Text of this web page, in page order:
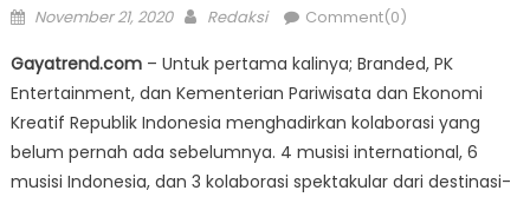
Posted
November 21, 2020 Author
Redaksi Comment(0)
Gayatrend.com – Untuk pertama kalinya; Branded, PK
Entertainment, dan Kementerian Pariwisata dan Ekonomi
Kreatif Republik Indonesia menghadirkan kolaborasi yang
belum pernah ada sebelumnya. 4 musisi international, 6
musisi Indonesia, dan 3 kolaborasi spektakular dari destinasi-